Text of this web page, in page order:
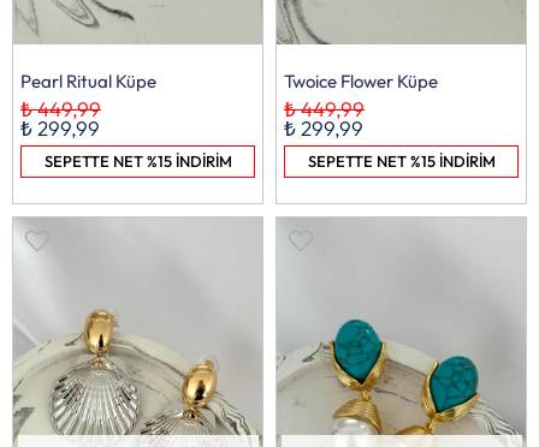
Pearl Ritual Küpe
₺ 299,99
₺ 449,99
SEPETTE NET %15 İNDİRİM
Twoice Flower Küpe
₺ 299,99
₺ 449,99
SEPETTE NET %15 İNDİRİM